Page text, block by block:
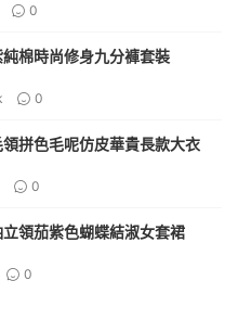
0
棉時尚修身九分褲套裝
0
拼色毛呢仿皮華貴長款大衣
0
領茄紫色蝴蝶結淑女套裙
0